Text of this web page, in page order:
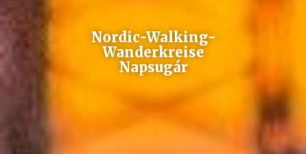
Nordic-Walking-
Wanderkreise
Napsugár